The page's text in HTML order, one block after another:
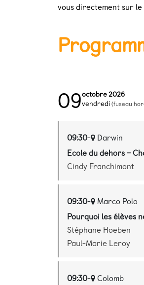
vous directement sur le
09octobre 2026
vendredi(fuseau
09:30- Darwin
Ecole du dehors –
Cindy Franchimont
09:30- Marco Polo
Pourquoi les élèves
Stéphane Hoeben
Paul-Marie Leroy
09:30- Colomb